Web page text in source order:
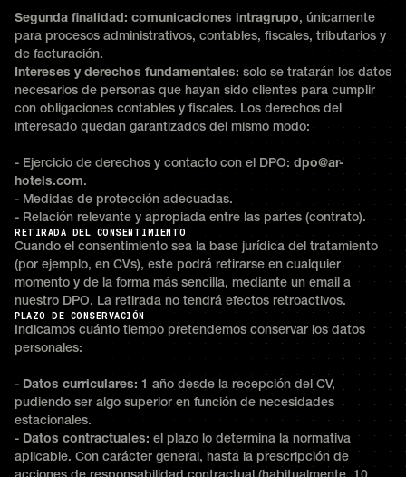
Segunda finalidad: comunicaciones intragrupo, únicamente
para procesos administrativos, contables, fiscales, tributarios y
de facturación.
Intereses y derechos fundamentales: solo se tratarán los datos
necesarios de personas que hayan sido clientes para cumplir
con obligaciones contables y fiscales. Los derechos del
interesado quedan garantizados del mismo modo:
- Ejercicio de derechos y contacto con el DPO: dpo@ar-
hotels.com.
- Medidas de protección adecuadas.
- Relación relevante y apropiada entre las partes (contrato).
RETIRADA DEL CONSENTIMIENTO
Cuando el consentimiento sea la base jurídica del tratamiento
(por ejemplo, en CVs), este podrá retirarse en cualquier
momento y de la forma más sencilla, mediante un email a
nuestro DPO. La retirada no tendrá efectos retroactivos.
PLAZO DE CONSERVACIÓN
Indicamos cuánto tiempo pretendemos conservar los datos
personales:
- Datos curriculares: 1 año desde la recepción del CV,
pudiendo ser algo superior en función de necesidades
estacionales.
- Datos contractuales: el plazo lo determina la normativa
aplicable. Con carácter general, hasta la prescripción de